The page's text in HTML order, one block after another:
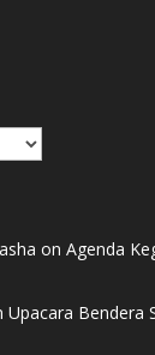
on Agenda
Upacara Bendera